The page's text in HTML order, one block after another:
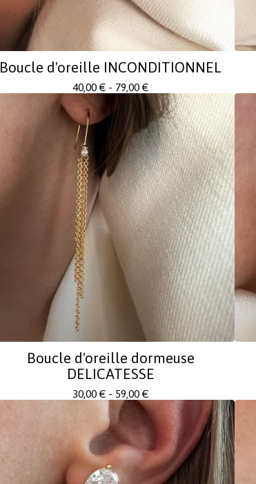
Boucle d'oreille INCONDITIONNEL
40,00 € - 79,00 €
Boucle d'oreille dormeuse
DELICATESSE
30,00 € - 59,00 €